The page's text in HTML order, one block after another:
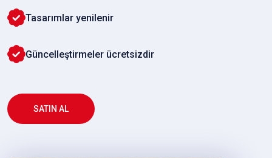
Tasarımlar yenilenir
Güncelleştirmeler ücretsizdir
SATIN AL